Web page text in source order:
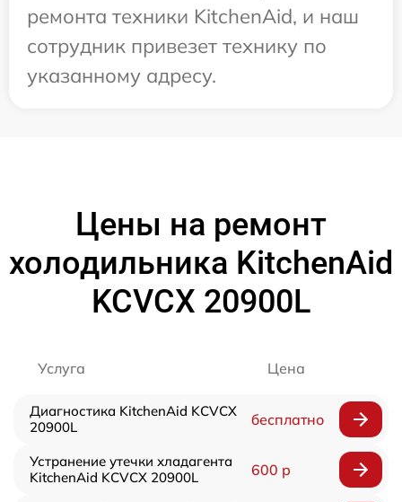
ремонта техники KitchenAid, и наш
сотрудник привезет технику по
указанному адресу.
Цены на ремонт
холодильника KitchenAid
KCVCX 20900L
Услуга Цена
Диагностика KitchenAid KCVCX
20900L
бесплатно
Устранение утечки хладагента
KitchenAid KCVCX 20900L
600 р